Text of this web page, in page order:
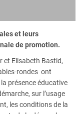
et leurs
de promotion.
et Elisabeth Bastid,
rondes ont
présence éducative
sur l’usage
les conditions de la